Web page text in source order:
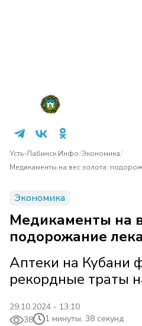
Усть-Лабинск Инфо/Экономика/
Медикаменты на вес золота:
Экономика
Медикаменты на
подорожание
Аптеки на Кубани
рекордные траты
29.10.2024 - 13:10
38
1 минуты, 38 секунд